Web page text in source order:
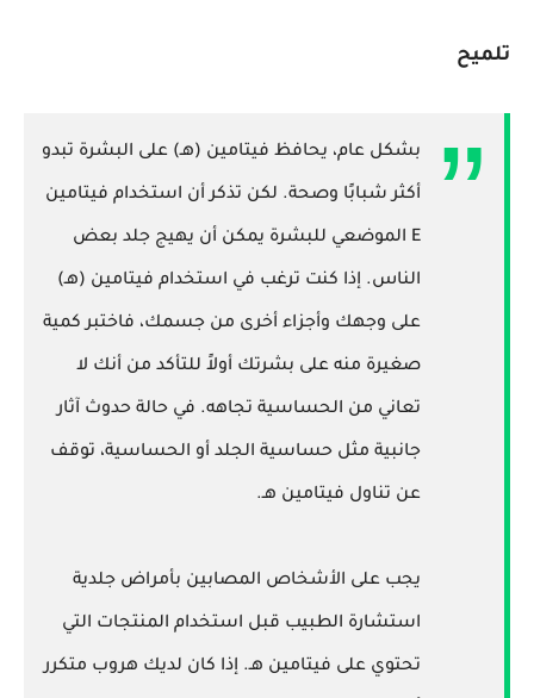
تلميح
بشكل عام، يحافظ فيتامين (هـ) على البشرة تبدو
أكثر شبابًا وصحة. لكن تذكر أن استخدام فيتامين
E الموضعي للبشرة يمكن أن يهيج جلد بعض
الناس. إذا كنت ترغب في استخدام فيتامين (هـ)
على وجهك وأجزاء أخرى من جسمك، فاختبر كمية
صغيرة منه على بشرتك أولاً للتأكد من أنك لا
تعاني من الحساسية تجاهه. في حالة حدوث آثار
جانبية مثل حساسية الجلد أو الحساسية، توقف
عن تناول فيتامين هـ.
يجب على الأشخاص المصابين بأمراض جلدية
استشارة الطبيب قبل استخدام المنتجات التي
تحتوي على فيتامين هـ. إذا كان لديك هروب متكرر